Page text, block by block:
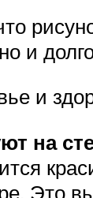
и
и
на
Это